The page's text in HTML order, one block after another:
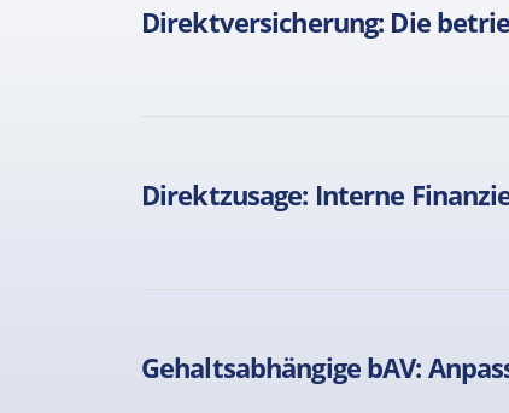
Direktversicherung: Die
Direktzusage: Interne
Gehaltsabhängige bAV: